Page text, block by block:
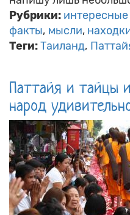
Рубрики: интересные
факты мысли
Теги:Таиланд
Паттайя и тайцы
народ